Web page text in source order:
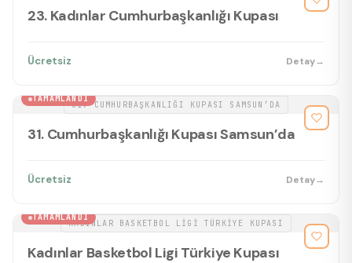
23. Kadınlar Cumhurbaşkanlığı Kupası
Ücretsiz Detay→
31. CUMHURBAŞKANLIĞI KUPASI SAMSUN’DA
TAMAMLANDI
BASKETBOL
31. Cumhurbaşkanlığı Kupası Samsun’da
Ücretsiz Detay→
KADINLAR BASKETBOL LIGI TÜRKIYE KUPASI
TAMAMLANDI
BASKETBOL
Kadınlar Basketbol Ligi Türkiye Kupası